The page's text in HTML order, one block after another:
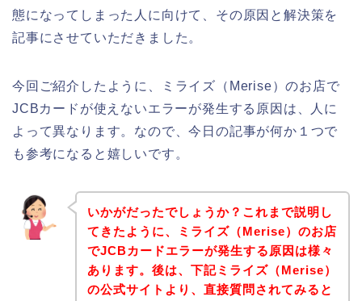
態になってしまった人に向けて、その原因と解決策を
記事にさせていただきました。
今回ご紹介したように、ミライズ（Merise）のお店で
JCBカードが使えないエラーが発生する原因は、人に
よって異なります。なので、今日の記事が何か１つで
も参考になると嬉しいです。
いかがだったでしょうか？これまで説明し
てきたように、ミライズ（Merise）のお店
でJCBカードエラーが発生する原因は様々
あります。後は、下記ミライズ（Merise）
の公式サイトより、直接質問されてみると